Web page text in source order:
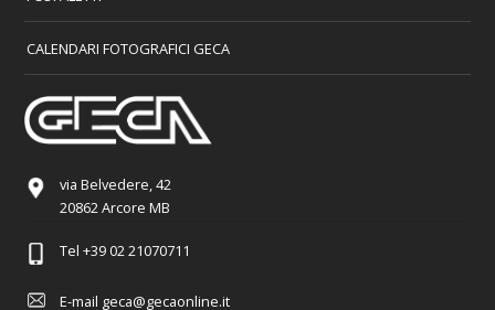
CALENDARI FOTOGRAFICI GECA
via Belvedere, 42
20862 Arcore MB
Tel +39 02 21070711
E-mail geca@gecaonline.it